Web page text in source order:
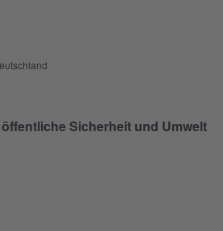
Sicherheit und Umwelt